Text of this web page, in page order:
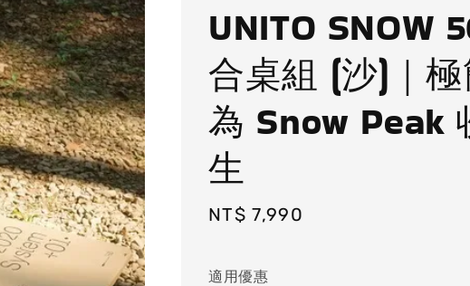
UNITO SNOW
合桌組 (沙)｜極
為 Snow Peak
生
Regular
NT$ 7,990
適用優惠